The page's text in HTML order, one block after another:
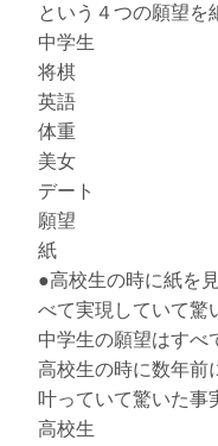
という４つの願望を
中学生
将棋
英語
体重
美女
デート
願望
紙
●高校生の時に紙を
べて実現していて驚
中学生の願望はすべ
高校生の時に数年前
叶っていて驚いた事
高校生